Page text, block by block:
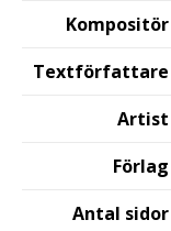
Kompositör
Textförfattare
Artist
Förlag
Antal sidor